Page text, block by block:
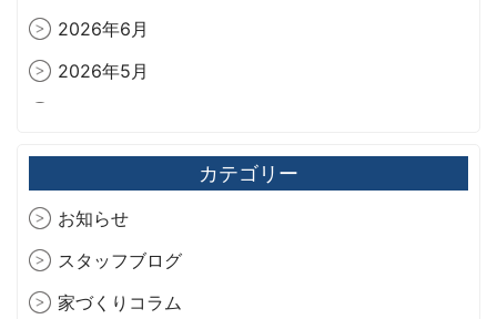
2026年6月
2026年5月
2026年3月
2026年2月
カテゴリー
お知らせ
スタッフブログ
家づくりコラム